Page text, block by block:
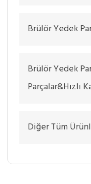
Brülör Yedek
Brülör Yedek
Parçalar&Hızlı
Diğer Tüm